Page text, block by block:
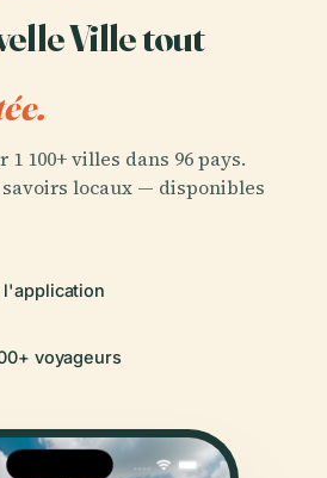
Ville tout
100+ villes dans 96 pays.
locaux — disponibles
voyageurs